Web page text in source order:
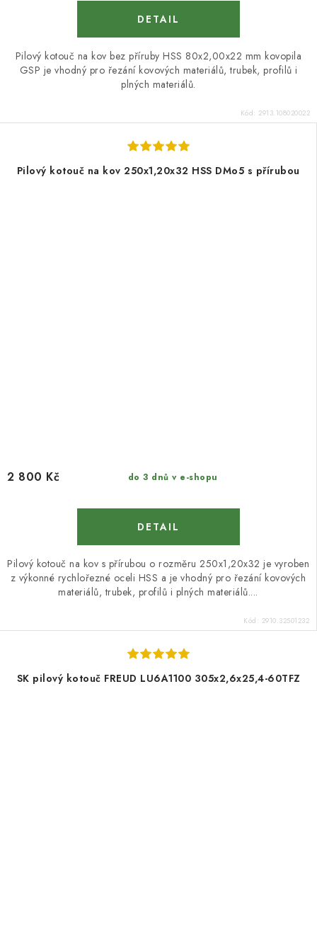
Pilový kotouč na kov bez příruby HSS 80x2,00x22 mm kovopila
GSP je vhodný pro řezání kovových materiálů, trubek, profilů i
plných materiálů.
Kód: 2913.108020022
Pilový kotouč na kov 250x1,20x32 HSS DMo5 s přírubou
do 3 dnů v e-shopu
2 800 Kč
Pilový kotouč na kov s přírubou o rozměru 250x1,20x32 je vyroben
z výkonné rychlořezné oceli HSS a je vhodný pro řezání kovových
materiálů, trubek, profilů i plných materiálů....
Kód: 2910.32501232
SK pilový kotouč FREUD LU6A1100 305x2,6x25,4-60TFZ